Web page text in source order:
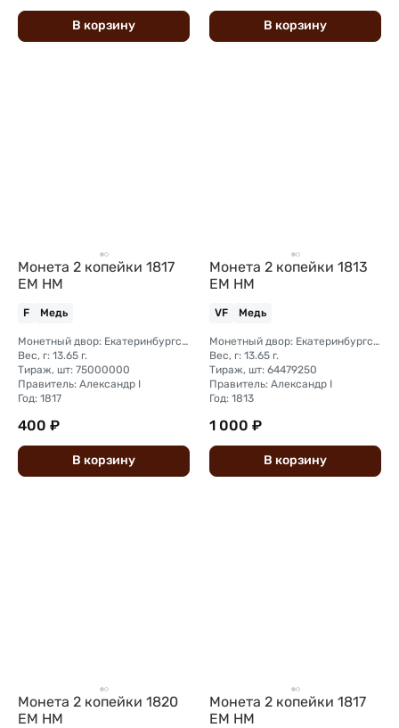
В корзину В корзину
Монета 2 копейки 1817
ЕМ НМ
F Медь
Монетный двор: Екатеринбургский монетный двор
Вес, г: 13.65 г.
Тираж, шт: 75000000
Правитель: Александр I
Год: 1817
400 ₽
В корзину
Монета 2 копейки 1813
ЕМ НМ
VF Медь
Монетный двор: Екатеринбургский монетный двор
Вес, г: 13.65 г.
Тираж, шт: 64479250
Правитель: Александр I
Год: 1813
1 000 ₽
В корзину
Монета 2 копейки 1820
ЕМ НМ
Монета 2 копейки 1817
ЕМ НМ